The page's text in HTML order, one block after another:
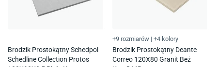
Brodzik Prostokątny Schedpol
Schedline Collection Protos
+9 rozmiarów | +4 kolory
Brodzik Prostokątny Deante
Correo 120X80 Granit Beż